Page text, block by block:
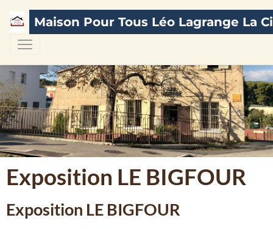
Maison Pour Tous Léo Lagrange La
Exposition LE BIGFOUR
Exposition LE BIGFOUR